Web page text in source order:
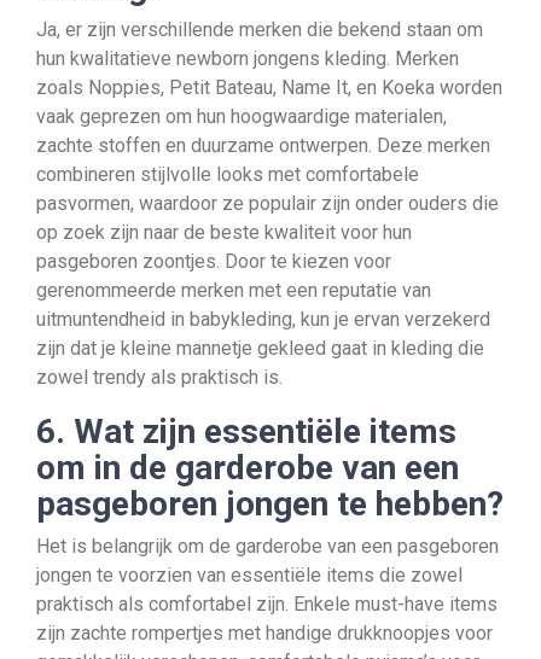
Ja, er zijn verschillende merken die bekend staan om
hun kwalitatieve newborn jongens kleding. Merken
zoals Noppies, Petit Bateau, Name It, en Koeka worden
vaak geprezen om hun hoogwaardige materialen,
zachte stoffen en duurzame ontwerpen. Deze merken
combineren stijlvolle looks met comfortabele
pasvormen, waardoor ze populair zijn onder ouders die
op zoek zijn naar de beste kwaliteit voor hun
pasgeboren zoontjes. Door te kiezen voor
gerenommeerde merken met een reputatie van
uitmuntendheid in babykleding, kun je ervan verzekerd
zijn dat je kleine mannetje gekleed gaat in kleding die
zowel trendy als praktisch is.
6. Wat zijn essentiële items
om in de garderobe van een
pasgeboren jongen te hebben?
Het is belangrijk om de garderobe van een pasgeboren
jongen te voorzien van essentiële items die zowel
praktisch als comfortabel zijn. Enkele must-have items
zijn zachte rompertjes met handige drukknoopjes voor